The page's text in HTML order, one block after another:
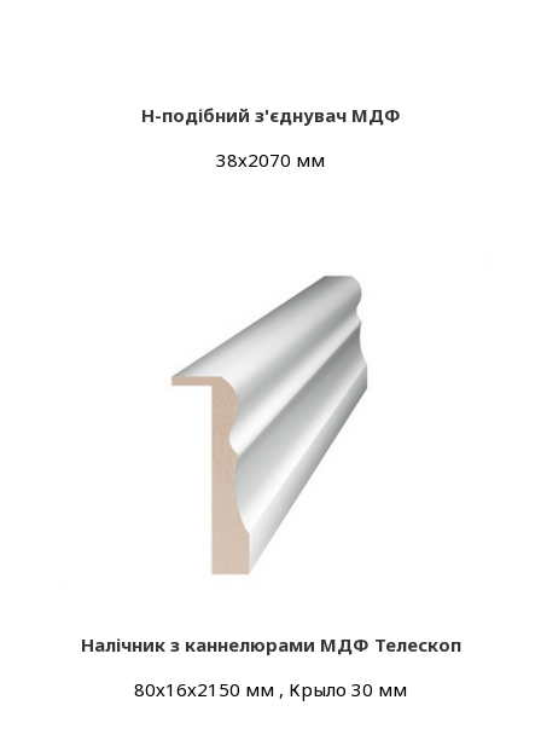
Н-подібний з'єднувач МДФ
38х2070 мм
Налічник з каннелюрами МДФ Телескоп
80х16х2150 мм , Крыло 30 мм